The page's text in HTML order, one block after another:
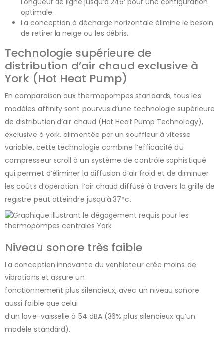
optimale.
La conception à décharge horizontale élimine le besoin
de retirer la neige ou les débris.
Technologie supérieure de
distribution d’air chaud exclusive à
York (Hot Heat Pump)
En comparaison aux thermopompes standards, tous les
modèles affinity sont pourvus d’une technologie supérieure
de distribution d’air chaud (Hot Heat Pump Technology),
exclusive à york. alimentée par un souffleur à vitesse
variable, cette technologie combine l’efficacité du
compresseur scroll à un système de contrôle sophistiqué
qui permet d’éliminer la diffusion d’air froid et de diminuer
les coûts d’opération. l’air chaud diffusé à travers la grille de
registre peut atteindre jusqu’à 37°c.
Niveau sonore très faible
La conception innovante du ventilateur crée moins de
vibrations et assure un
fonctionnement plus silencieux, avec un niveau sonore
aussi faible que celui
d’un lave-vaisselle à 54 dBA (36% plus silencieux qu’un
modèle standard).